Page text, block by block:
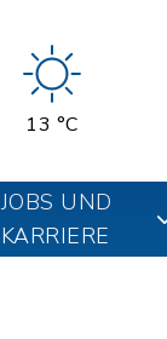
13 °C
JOBS UND
KARRIERE